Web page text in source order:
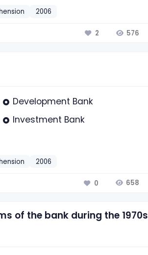
2006
2 576
Development Bank
Investment Bank
2006
0 658
of the bank during the 1970s